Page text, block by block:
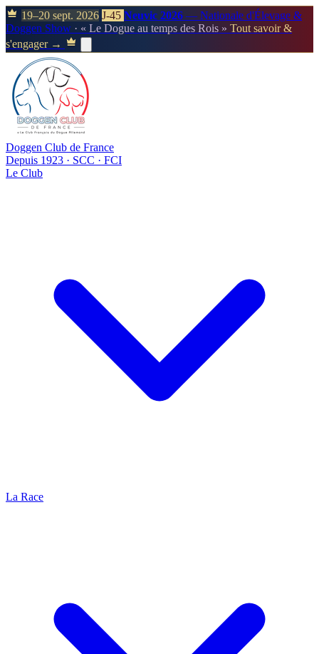
19–20 sept. 2026 J-45 Neuvic 2026 — Nationale d'Élevage &
Doggen Show · « Le Dogue au temps des Rois » Tout savoir &
s'engager →
Doggen Club de France
Depuis 1923 · SCC · FCI
Le Club
La Race